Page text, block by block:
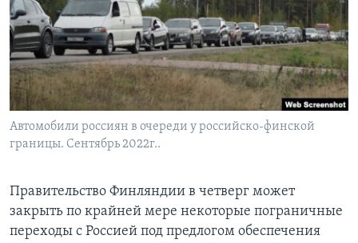
Learning English
СОЦИАЛЬНЫЕ СЕТИ
Языки
Автомобили россиян в очереди у российско-финской
границы. Сентябрь 2022г..
Правительство Финляндии в четверг может
закрыть по крайней мере некоторые пограничные
переходы с Россией под предлогом обеспечения